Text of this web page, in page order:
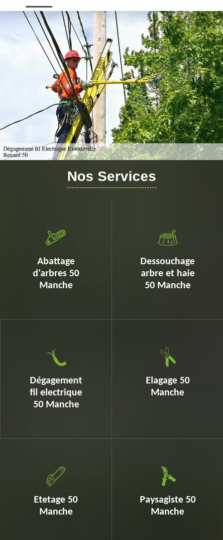
Nos Services
Abattage
d'arbres 50
Manche
Dessouchage
arbre et haie
50 Manche
Dégagement
fil electrique
50 Manche
Elagage 50
Manche
Etetage 50
Manche
Paysagiste 50
Manche